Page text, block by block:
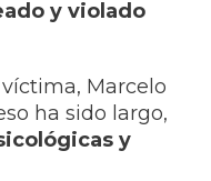
y violado
Marcelo
ha sido largo,
y